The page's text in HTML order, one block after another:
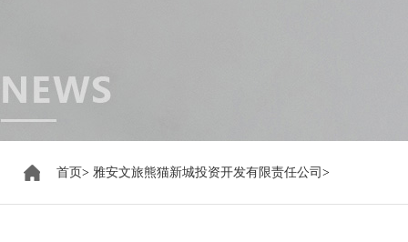
首页> 雅安文旅熊猫新城投资开发有限责任公司 >